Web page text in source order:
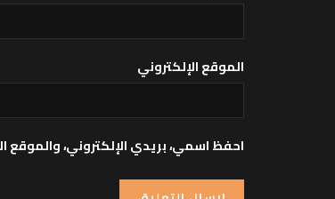
الموقع الإلكتروني
احفظ اسمي، بريدي الإلكتروني، والموقع